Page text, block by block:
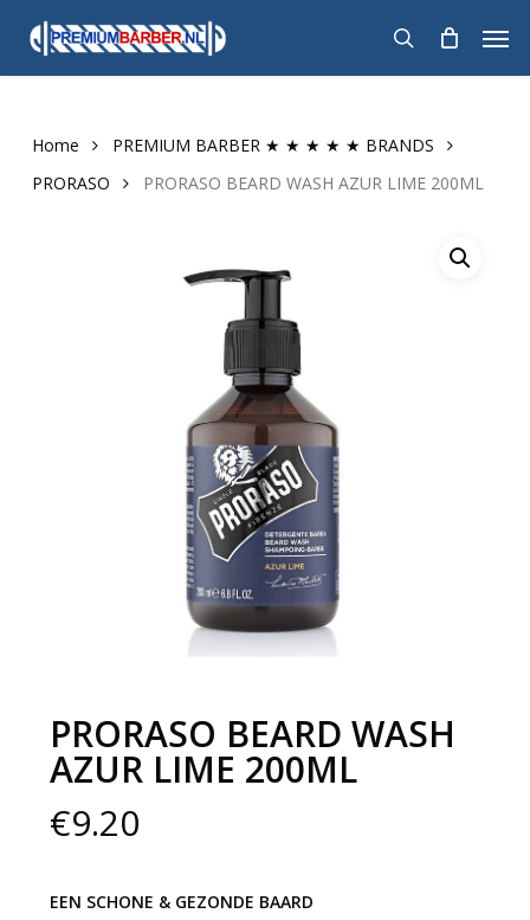
main
search
Home
PREMIUM BARBER ★ ★ ★ ★ ★ BRANDS
PRORASO
PRORASO BEARD WASH AZUR LIME 200ML
PRORASO BEARD WASH
AZUR LIME 200ML
€9.20
EEN SCHONE & GEZONDE BAARD